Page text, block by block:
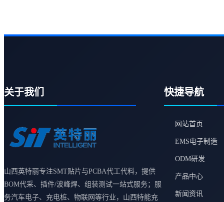
关于我们
山西英特丽专注SMT贴片与PCBA代工代料，提供
BOM代采、插件/波峰焊、组装测试一站式服务；服
务汽车电子、充电桩、物联网等行业，山西特能充
快捷导航
网站首页
EMS电子制造
ODM研发
产品中心
新闻资讯